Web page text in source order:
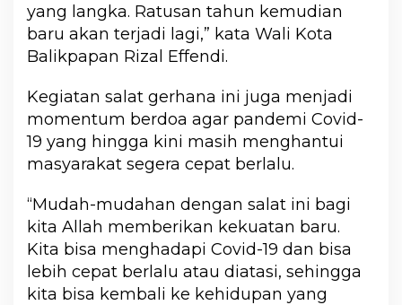
yang langka. Ratusan tahun kemudian
baru akan terjadi lagi,” kata Wali Kota
Balikpapan Rizal Effendi.
Kegiatan salat gerhana ini juga menjadi
momentum berdoa agar pandemi Covid-
19 yang hingga kini masih menghantui
masyarakat segera cepat berlalu.
“Mudah-mudahan dengan salat ini bagi
kita Allah memberikan kekuatan baru.
Kita bisa menghadapi Covid-19 dan bisa
lebih cepat berlalu atau diatasi, sehingga
kita bisa kembali ke kehidupan yang